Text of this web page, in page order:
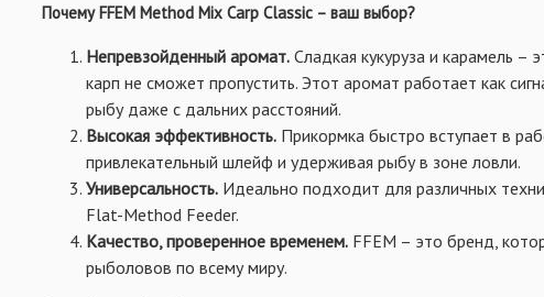
Почему FFEM Method Mix Carp Classic – ваш выбор?
Непревзойденный аромат. Сладкая кукуруза и карамель –
карп не сможет пропустить. Этот аромат работает как
рыбу даже с дальних расстояний.
Высокая эффективность. Прикормка быстро вступает в
привлекательный шлейф и удерживая рыбу в зоне ловли.
Универсальность. Идеально подходит для различных
Flat-Method Feeder.
Качество, проверенное временем. FFEM – это бренд,
рыболовов по всему миру.